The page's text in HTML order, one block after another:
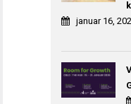
januar 16,